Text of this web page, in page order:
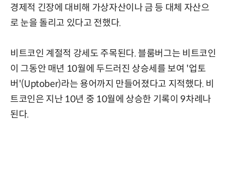
경제적 긴장에 대비해 가상자산이나 금 등 대체 자산으
로 눈을 돌리고 있다고 전했다.
비트코인 계절적 강세도 주목된다. 블룸버그는 비트코인
이 그동안 매년 10월에 두드러진 상승세를 보여 '업토
버'(Uptober)라는 용어까지 만들어졌다고 지적했다. 비
트코인은 지난 10년 중 10월에 상승한 기록이 9차례나
된다.